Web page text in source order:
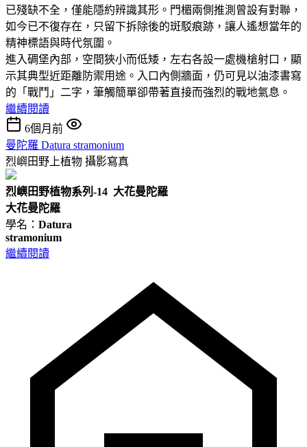
已殘缺不全，僅能隱約辨識其形。門楣兩側推測曾設有對聯，
如今已不復存在，只留下拆除後的斑駁痕跡，讓人遙想當年的
精神標語與時代氛圍。
進入碉堡內部，空間狹小而低矮，左右各設一處機槍射口，顯
示其典型近距離防禦用途。入口內側牆面，仍可見以油漆書寫
的「戰鬥」二字，筆觸簡單卻帶著直接而強烈的戰地氣息。
繼續閱讀
6個月前
曼陀羅 Datura stramonium
烈嶼田野上植物 攝影寫真
烈嶼田野植物系列-14 大花曼陀羅
大花曼陀羅
學名： Datura
stramonium
繼續閱讀